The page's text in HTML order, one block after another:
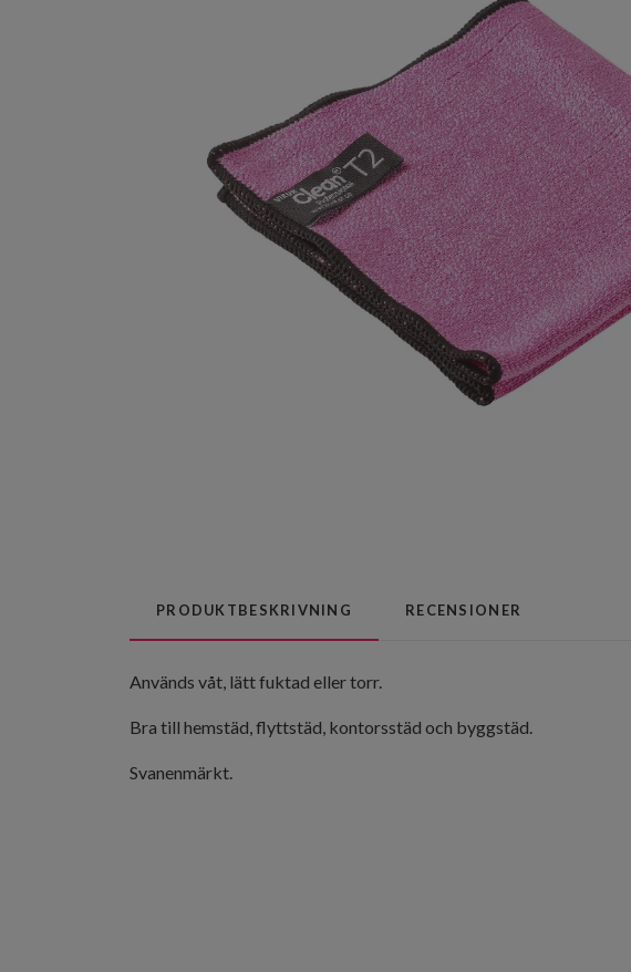
PRODUKTBESKRIVNING RECENSIONER
Används våt, lätt fuktad eller torr.
Bra till hemstäd, flyttstäd, kontorsstäd och byggstäd.
Svanenmärkt.